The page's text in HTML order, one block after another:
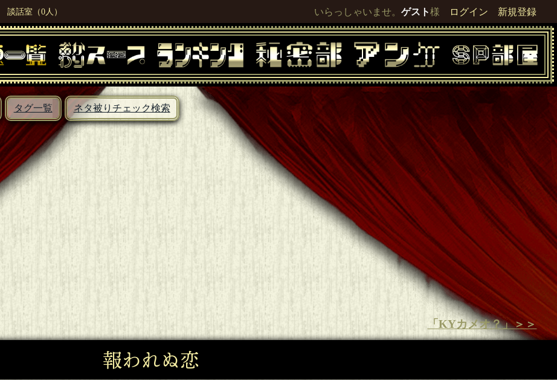
談話室（0人） いらっしゃいませ。ゲスト様 ログイン 新規登録
タグ一覧 ネタ被りチェック検索
「KYカメオ？」＞＞
報われぬ恋